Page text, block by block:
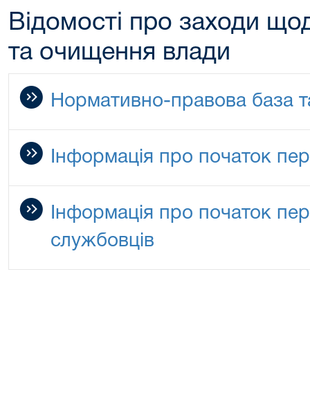
Відомості про заходи
та очищення влади
Нормативно-правова база
Інформація про початок
Інформація про початок
службовців